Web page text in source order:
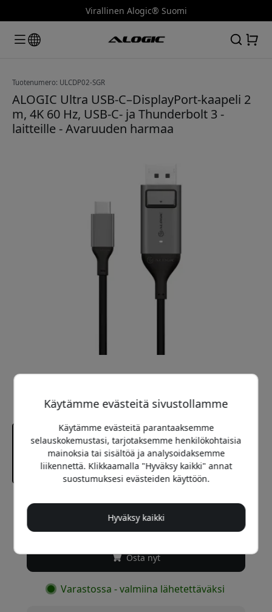
Virallinen Alogic® Suomi
Tuotenumero: ULCDP02-SGR
ALOGIC Ultra USB-C–DisplayPort-kaapeli 2
m, 4K 60 Hz, USB-C- ja Thunderbolt 3 -
laitteille - Avaruuden harmaa
Suositeltava hinta
44.99 EUR
Osta nyt
Varastossa - valmiina lähetettäväksi
Käytämme evästeitä sivustollamme
Käytämme evästeitä parantaaksemme
selauskokemustasi, tarjotaksemme henkilökohtaisia
mainoksia tai sisältöä ja analysoidaksemme
liikennettä. Klikkaamalla "Hyväksy kaikki" annat
suostumuksesi evästeiden käyttöön.
Hyväksy kaikki